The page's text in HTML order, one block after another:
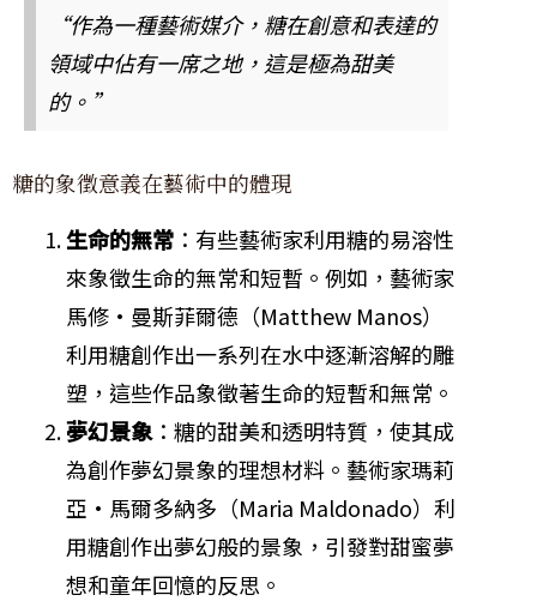
“作為一種藝術媒介，糖在創意和表達的
領域中佔有一席之地，這是極為甜美
的。”
糖的象徵意義在藝術中的體現
生命的無常 ：有些藝術家利用糖的易溶性
來象徵生命的無常和短暫。例如，藝術家
馬修·曼斯菲爾德（Matthew Manos）
利用糖創作出一系列在水中逐漸溶解的雕
塑，這些作品象徵著生命的短暫和無常。
夢幻景象：糖的甜美和透明特質，使其成
為創作夢幻景象的理想材料。藝術家瑪莉
亞·馬爾多納多（Maria Maldonado）利
用糖創作出夢幻般的景象，引發對甜蜜夢
想和童年回憶的反思。